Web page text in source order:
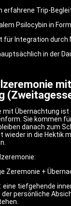
erfahrene Trip-
Psilocybin in
Integration durch
in der
mit
mit Übernachtung ist
Sie kommen
danach zum
in die Hektik
Zeremonie +
eine tiefgehende
der persönliche